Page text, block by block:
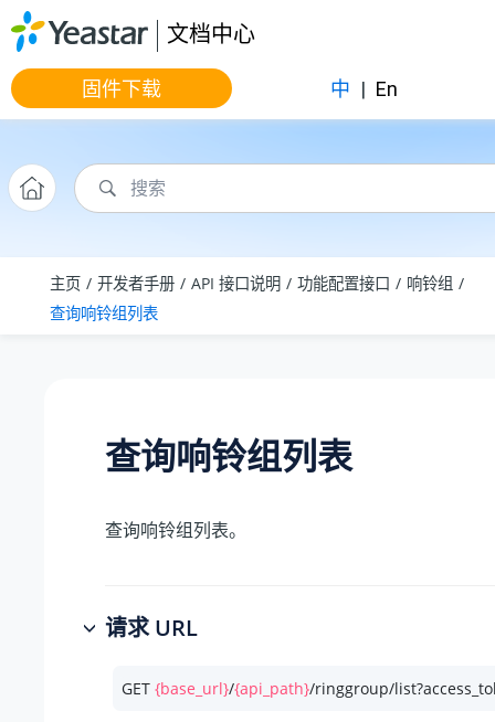
跳转到主要内容
文档中心
固件下载 中 | En
主页 开发者手册 API 接口说明 功能配置接口
响铃组
查询响铃组列表
查询响铃组列表
查询响铃组列表。
请求 URL
GET {base_url}/{api_path}/ringgroup/